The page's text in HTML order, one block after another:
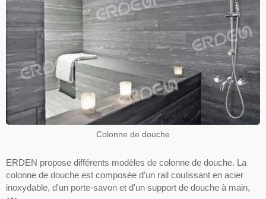
Colonne de douche
ERDEN propose différents modèles de colonne de douche. La
colonne de douche est composée d'un rail coulissant en acier
inoxydable, d'un porte-savon et d'un support de douche à main,